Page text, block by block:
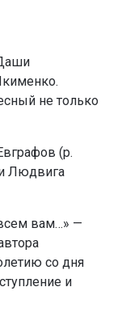
не только
(р.
Людвига
вам…» —
со дня
и